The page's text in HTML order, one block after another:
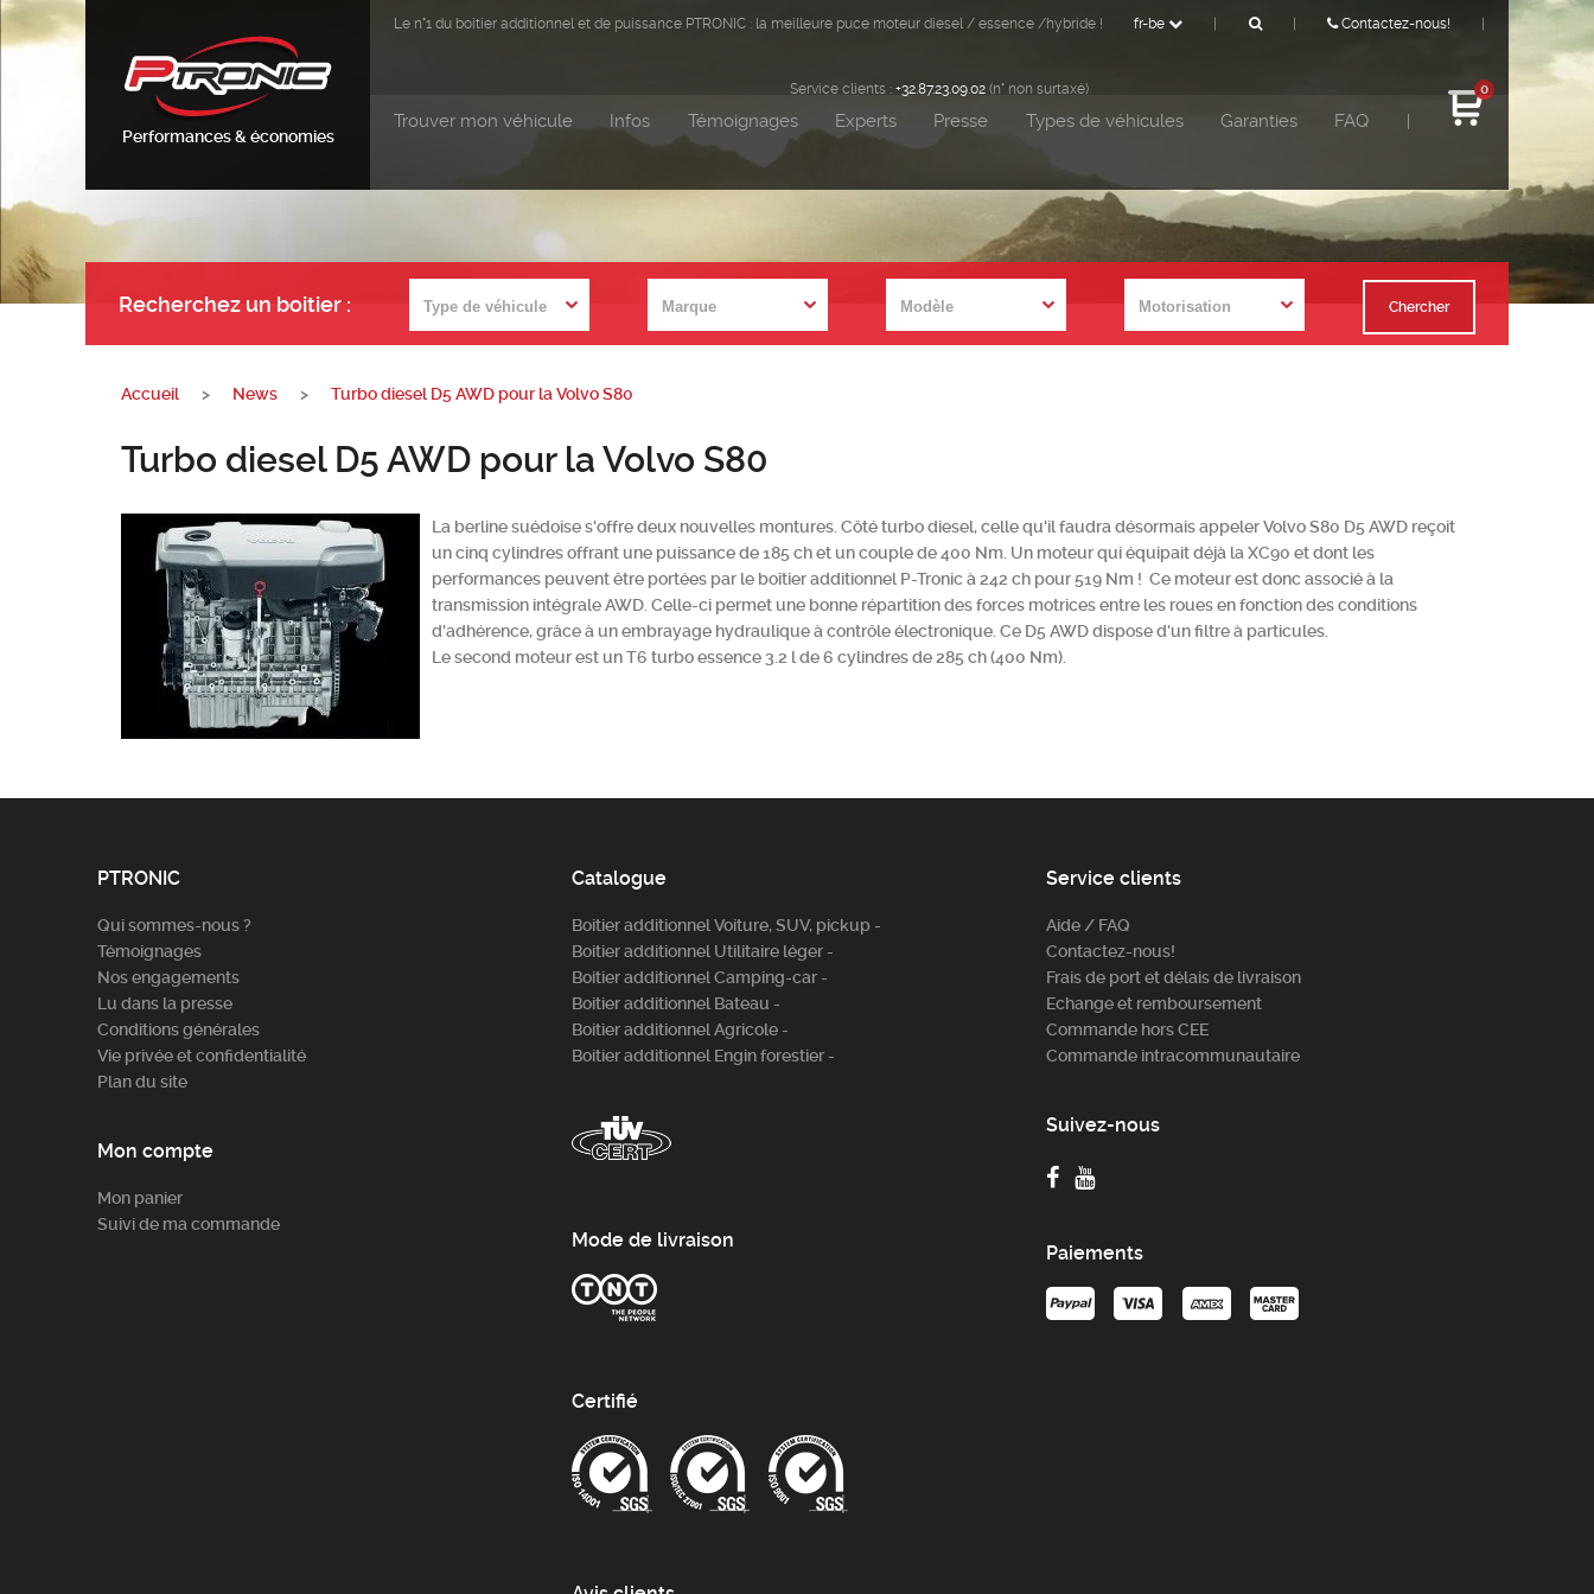
Performances & économies
Trouver mon véhicule Infos Témoignages Experts Presse Types de véhicules Garanties FAQ
0
Le n°1 du boitier additionnel et de puissance PTRONIC : la meilleure puce moteur diesel / essence /hybride ! fr-be Contactez-nous!
Service clients : +32.87.23.09.02 (n° non surtaxé)
Recherchez un boitier : Chercher
Accueil > News > Turbo diesel D5 AWD pour la Volvo S80
Turbo diesel D5 AWD pour la Volvo S80
La berline suédoise s'offre deux nouvelles montures. Côté turbo diesel, celle qu'il faudra désormais appeler Volvo S80 D5 AWD reçoit
un cinq cylindres offrant une puissance de 185 ch et un couple de 400 Nm. Un moteur qui équipait déjà la XC90 et dont les
performances peuvent être portées par le boîtier additionnel P-Tronic à 242 ch pour 519 Nm ! Ce moteur est donc associé à la
transmission intégrale AWD. Celle-ci permet une bonne répartition des forces motrices entre les roues en fonction des conditions
d'adhérence, grâce à un embrayage hydraulique à contrôle électronique. Ce D5 AWD dispose d'un filtre à particules.
Le second moteur est un T6 turbo essence 3.2 l de 6 cylindres de 285 ch (400 Nm).
PTRONIC
Qui sommes-nous ?
Témoignages
Nos engagements
Lu dans la presse
Conditions générales
Vie privée et confidentialité
Plan du site
Mon compte
Mon panier
Suivi de ma commande
Catalogue
Boitier additionnel Voiture, SUV, pickup -
Boitier additionnel Utilitaire léger -
Boitier additionnel Camping-car -
Boitier additionnel Bateau -
Boitier additionnel Agricole -
Boitier additionnel Engin forestier -
Mode de livraison
Certifié
Service clients
Aide / FAQ
Contactez-nous!
Frais de port et délais de livraison
Echange et remboursement
Commande hors CEE
Commande intracommunautaire
Suivez-nous
Paiements